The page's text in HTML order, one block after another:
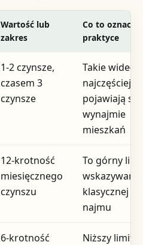
Wartość lub
zakres
Co to oznacza
praktyce
1-2 czynsze,
czasem 3
czynsze
Takie widełki
najczęściej
pojawiają
wynajmie
mieszkań
12-krotność
miesięcznego
czynszu
To górny
wskazywany
klasycznej
najmu
6-krotność
Niższy limit